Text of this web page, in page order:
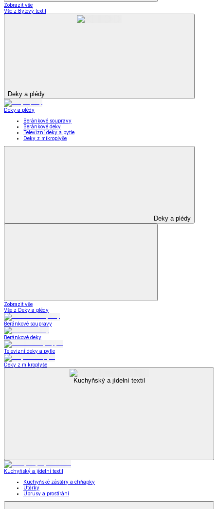
Zobrazit vše
Vše z Bytový textil
Deky a plédy
Deky a plédy
Beránkové soupravy
Beránkové deky
Televizní deky a pytle
Deky z mikroplyše
Deky a plédy
Zobrazit vše
Vše z Deky a plédy
Beránkové soupravy
Beránkové deky
Televizní deky a pytle
Deky z mikroplyše
Kuchyňský a jídelní textil
Kuchyňský a jídelní textil
Kuchyňské zástěry a chňapky
Utěrky
Ubrusy a prostírání